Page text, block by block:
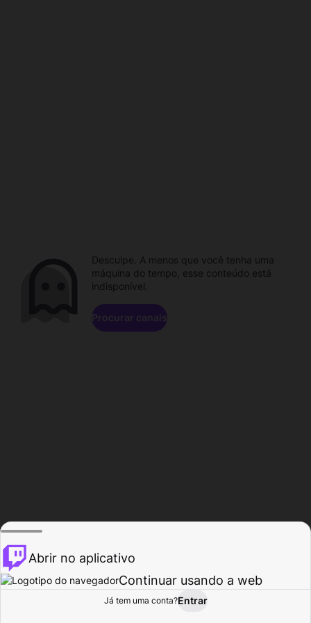
Procurar Atividade
Desculpe. A menos que você tenha uma
máquina do tempo, esse conteúdo está
indisponível.
Procurar canais
Abrir no aplicativo
Continuar usando a web
Já tem uma conta?Entrar